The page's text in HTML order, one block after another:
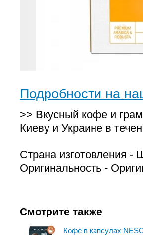
Подробности на
>> Вкусный кофе и
Киеву и Украине в
Страна изготовления -
Оригинальность -
Смотрите также
Кофе в капсулах